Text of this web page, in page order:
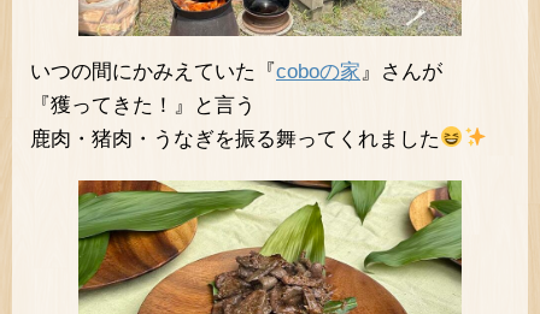
いつの間にかみえていた『coboの家 』さんが
『獲ってきた！』と言う
鹿肉・猪肉・うなぎを振る舞ってくれました